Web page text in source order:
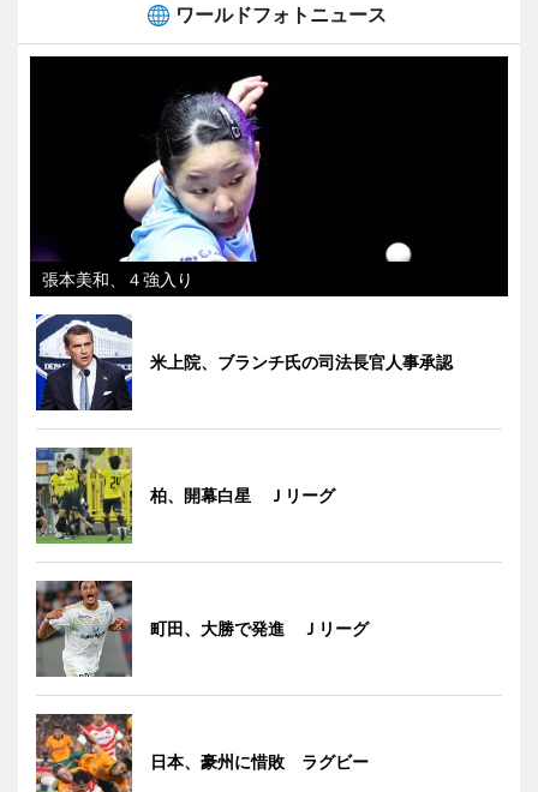
ワールドフォトニュース
張本美和、４強入り
米上院、ブランチ氏の司法長官人事承認
柏、開幕白星 Ｊリーグ
町田、大勝で発進 Ｊリーグ
日本、豪州に惜敗 ラグビー